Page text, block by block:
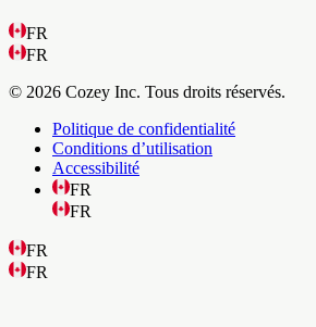
FR
FR
© 2026 Cozey Inc. Tous droits réservés.
Politique de confidentialité
Conditions d’utilisation
Accessibilité
FR
FR
FR
FR